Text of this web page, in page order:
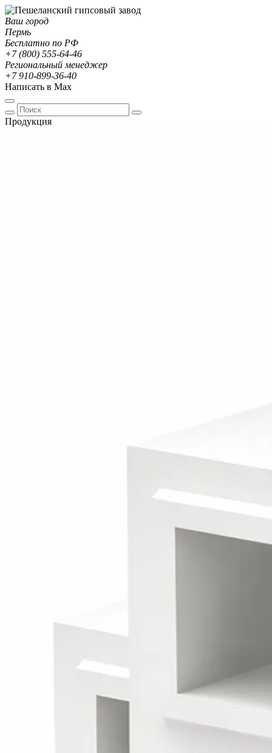
Ваш город
Пермь
Бесплатно по РФ
+7 (800) 555-64-46
Региональный менеджер
+7 910-899-36-40
Написать в Max
Продукция